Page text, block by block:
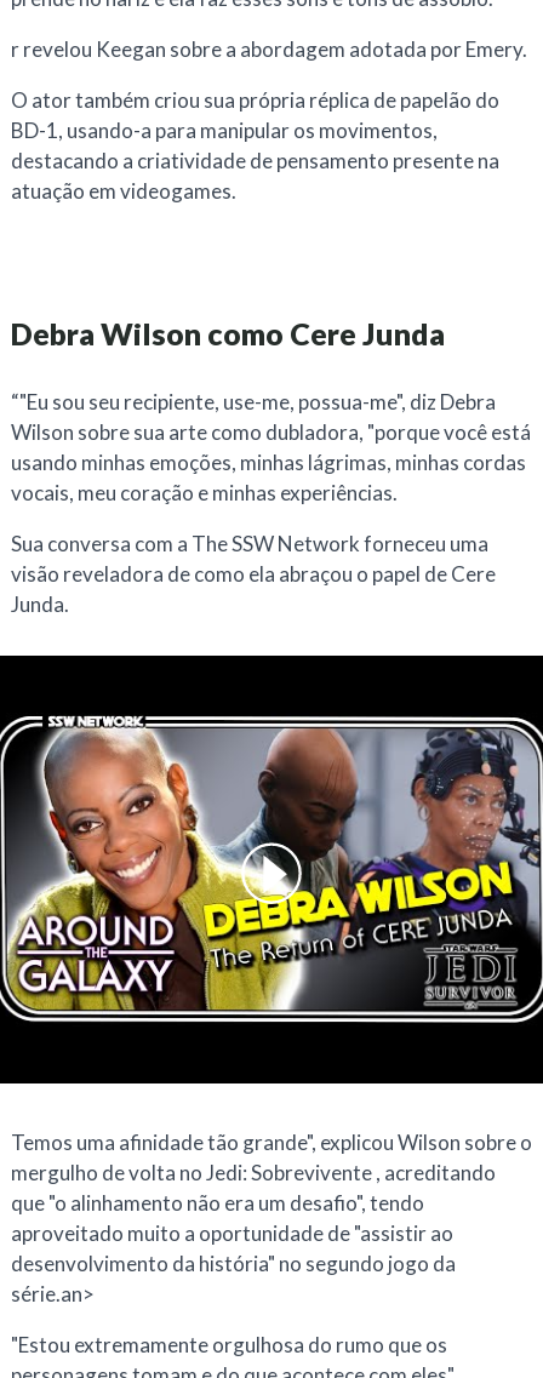
rrevelou Keegan sobre a abordagem adotada por Emery.
O ator também criou sua própria réplica de papelão do
BD-1, usando-a para manipular os movimentos,
destacando a criatividade de pensamento presente na
atuação em videogames.
Debra Wilson como Cere Junda
“"Eu sou seu recipiente, use-me, possua-me", diz Debra
Wilson sobre sua arte como dubladora, "porque você está
usando minhas emoções, minhas lágrimas, minhas cordas
vocais, meu coração e minhas experiências.
Sua conversa com a The SSW Network forneceu uma
visão reveladora de como ela abraçou o papel de Cere
Junda.
Temos uma afinidade tão grande", explicou Wilson sobre o
mergulho de volta noJedi: Sobrevivente, acreditando
que "o alinhamento não era um desafio", tendo
aproveitado muito a oportunidade de "assistir ao
desenvolvimento da história" no segundo jogo da
série.an>
"Estou extremamente orgulhosa do rumo que os